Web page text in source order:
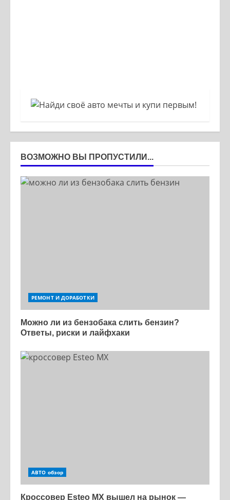
ВОЗМОЖНО ВЫ ПРОПУСТИЛИ...
РЕМОНТ И ДОРАБОТКИ
Можно ли из бензобака слить бензин?
Ответы, риски и лайфхаки
АВТО обзор
Кроссовер Esteo MX вышел на рынок —